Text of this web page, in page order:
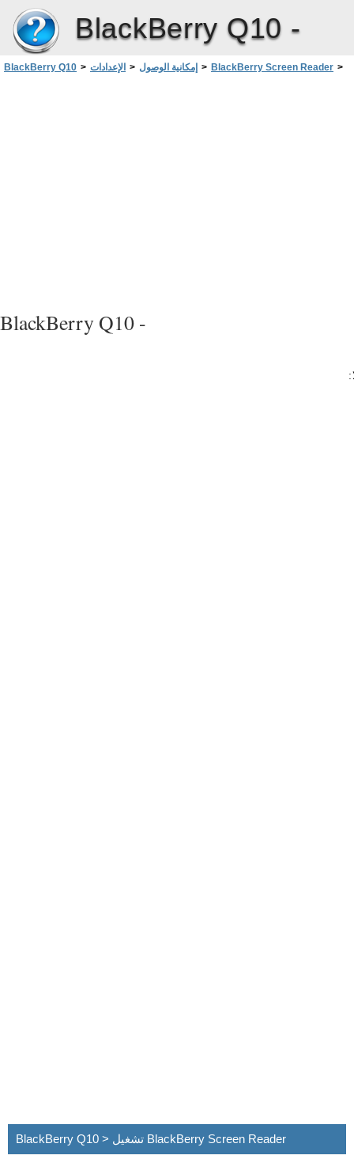
BlackBerry Q10 -
BlackBerry Q10 > الإعدادات > إمكانية الوصول > BlackBerry Screen Reader >
BlackBerry Q10 -
:
BlackBerry Q10 > تشغيل BlackBerry Screen Reader